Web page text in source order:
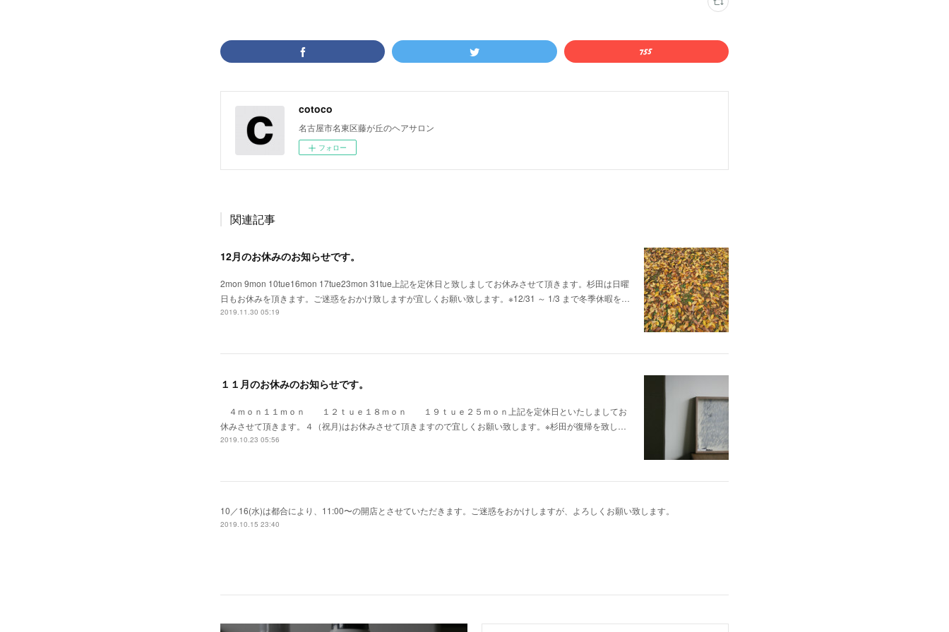
cotoco
名古屋市名東区藤が丘のヘアサロン
フォロー
関連記事
12月のお休みのお知らせです。
2mon 9mon 10tue16mon 17tue23mon 31tue上記を定休日と致しましてお休みさせて頂きます。杉田は日曜
日もお休みを頂きます。ご迷惑をおかけ致しますが宜しくお願い致します。※12/31 ～ 1/3 まで冬季休暇を…
2019.11.30 05:19
１１月のお休みのお知らせです。
４ｍｏｎ１１ｍｏｎ １２ｔｕｅ１８ｍｏｎ １９ｔｕｅ２５ｍｏｎ上記を定休日といたしましてお
休みさせて頂きます。４（祝月)はお休みさせて頂きますので宜しくお願い致します。※杉田が復帰を致し…
2019.10.23 05:56
10／16(水)は都合により、11:00〜の開店とさせていただきます。ご迷惑をおかけしますが、よろしくお願い致します。
2019.10.15 23:40